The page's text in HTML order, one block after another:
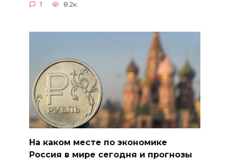
1 8.2к.
На каком месте по экономике
Россия в мире сегодня и прогнозы